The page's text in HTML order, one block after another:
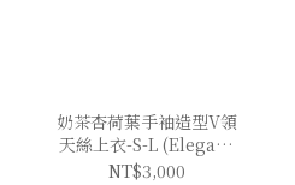
奶茶杏荷葉手袖造型V領
天絲上衣-S-L (Elegant
& Love)
NT$3,000